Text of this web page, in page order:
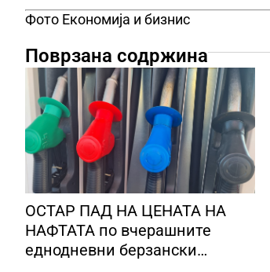
Фото Економија и бизнис
Поврзана содржина
ОСТАР ПАД НА ЦЕНАТА НА
НАФТАТА по вчерашните
еднодневни берзански